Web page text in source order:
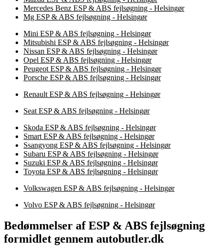
Mercedes Benz ESP & ABS fejlsøgning - Helsingør
Mg ESP & ABS fejlsøgning - Helsingør
Mini ESP & ABS fejlsøgning - Helsingør
Mitsubishi ESP & ABS fejlsøgning - Helsingør
Nissan ESP & ABS fejlsøgning - Helsingør
Opel ESP & ABS fejlsøgning - Helsingør
Peugeot ESP & ABS fejlsøgning - Helsingør
Porsche ESP & ABS fejlsøgning - Helsingør
Renault ESP & ABS fejlsøgning - Helsingør
Seat ESP & ABS fejlsøgning - Helsingør
Skoda ESP & ABS fejlsøgning - Helsingør
Smart ESP & ABS fejlsøgning - Helsingør
Ssangyong ESP & ABS fejlsøgning - Helsingør
Subaru ESP & ABS fejlsøgning - Helsingør
Suzuki ESP & ABS fejlsøgning - Helsingør
Toyota ESP & ABS fejlsøgning - Helsingør
Volkswagen ESP & ABS fejlsøgning - Helsingør
Volvo ESP & ABS fejlsøgning - Helsingør
Bedømmelser af ESP & ABS fejlsøgning
formidlet gennem autobutler.dk